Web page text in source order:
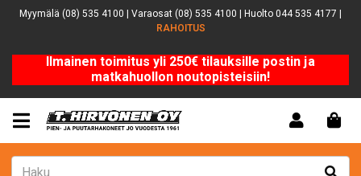
Myymälä (08) 535 4100 | Varaosat (08) 535 4100 | Huolto 044 535 4177 |
RAHOITUS
Ilmainen toimitus yli 250€ tilauksille postin ja
matkahuollon noutopisteisiin!